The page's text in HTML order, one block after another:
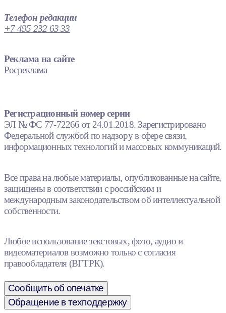
Телефон редакции
+7 495 232 63 33
Реклама на сайте
Росреклама
Регистрационный номер серии
ЭЛ № ФС 77-72266 от 24.01.2018. Зарегистрировано
Федеральной службой по надзору в сфере связи,
информационных технологий и массовых коммуникаций.
Все права на любые материалы, опубликованные на сайте,
защищены в соответствии с российским и
международным законодательством об интеллектуальной
собственности.
Любое использование текстовых, фото, аудио и
видеоматериалов возможно только с согласия
правообладателя (ВГТРК).
Сообщить об опечатке
Обращение в техподдержку